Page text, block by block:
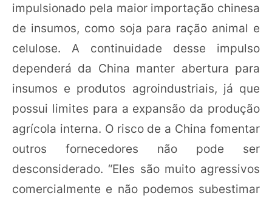
impulsionado pela maior importação chinesa
de insumos, como soja para ração animal e
celulose. A continuidade desse impulso
dependerá da China manter abertura para
insumos e produtos agroindustriais, já que
possui limites para a expansão da produção
agrícola interna. O risco de a China fomentar
outros fornecedores não pode ser
desconsiderado. “Eles são muito agressivos
comercialmente e não podemos subestimar